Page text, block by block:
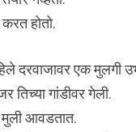
होतो.
दरवाजावर एक मुलगी
तिच्या गांडीवर गेली.
मुली आवडतात.